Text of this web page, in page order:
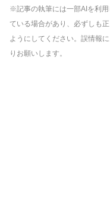
※記事の執筆には一部AIを利
ている場合があり、必ずしも
ようにしてください。誤情報
りお願いします。